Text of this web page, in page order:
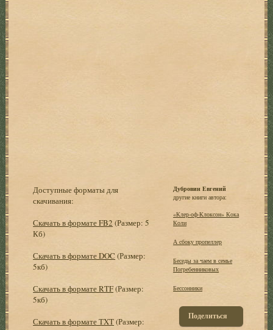
Доступные форматы для
скачивания:
Скачать в формате FB2 (Размер: 5
Кб)
Скачать в формате DOC (Размер:
5кб)
Скачать в формате RTF(Размер:
5кб)
Скачать в формате TXT(Размер:
Дубровин Евгений
другие книги автора:
«Клер-оф-Клоксон» Кока
Коли
А сбоку пропеллер
Беседы за чаем в семье
Погребенниковых
Бессонники
Поделиться